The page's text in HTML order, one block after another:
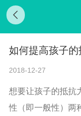
如何提高孩子的
2018-12-27
想要让孩子的抵抗
性（即一般性）两